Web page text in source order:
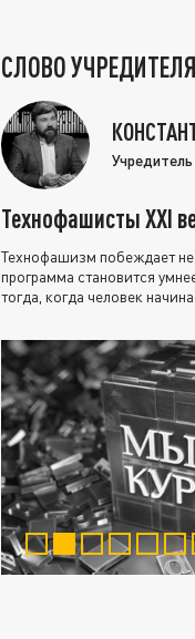
СЛОВО УЧРЕДИТЕЛЯ
Технофашисты XXI
Технофашизм побеждает не
программа становится
тогда, когда человек